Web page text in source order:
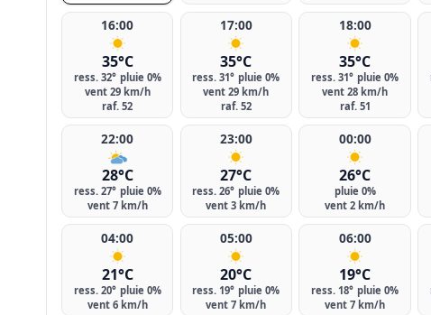
16:00
35°C
ress. 32° pluie 0%
vent 29 km/h
raf. 52
17:00
35°C
ress. 31° pluie 0%
vent 29 km/h
raf. 52
18:00
35°C
ress. 31° pluie 0%
vent 28 km/h
raf. 51
22:00
28°C
ress. 27° pluie 0%
vent 7 km/h
23:00
27°C
ress. 26° pluie 0%
vent 3 km/h
00:00
26°C
pluie 0%
vent 2 km/h
04:00
21°C
ress. 20° pluie 0%
vent 6 km/h
05:00
20°C
ress. 19° pluie 0%
vent 7 km/h
06:00
19°C
ress. 18° pluie 0%
vent 7 km/h